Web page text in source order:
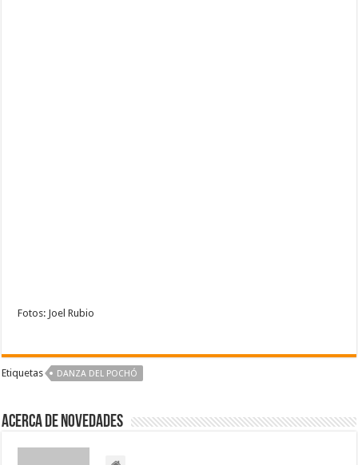
Fotos: Joel Rubio
Etiquetas DANZA DEL POCHÓ
Acerca de NOVEDADES